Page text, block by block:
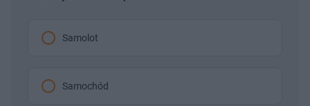
Samolot
Samochód